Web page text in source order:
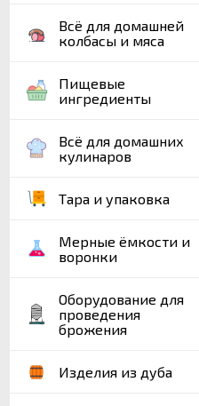
Всё для домашней
колбасы и мяса
Пищевые
ингредиенты
Всё для домашних
кулинаров
Тара и упаковка
Мерные ёмкости и
воронки
Оборудование для
проведения
брожения
Изделия из дуба